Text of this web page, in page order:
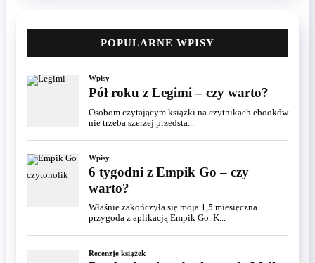
POPULARNE WPISY
Wpisy
Pół roku z Legimi – czy warto?
Osobom czytającym książki na czytnikach ebooków
nie trzeba szerzej przedsta...
Wpisy
6 tygodni z Empik Go – czy
warto?
Właśnie zakończyła się moja 1,5 miesięczna
przygoda z aplikacją Empik Go. K...
Recenzje książek